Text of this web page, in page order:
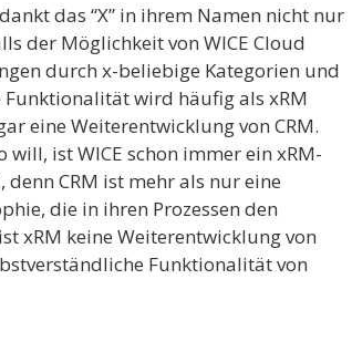
das “X” in ihrem Namen nicht nur
der Möglichkeit von WICE Cloud
durch x-beliebige Kategorien und
wird häufig als xRM
eine Weiterentwicklung von CRM.
will, ist WICE schon immer ein xRM-
denn CRM ist mehr als nur eine
die in ihren Prozessen den
xRM keine Weiterentwicklung von
Funktionalität von